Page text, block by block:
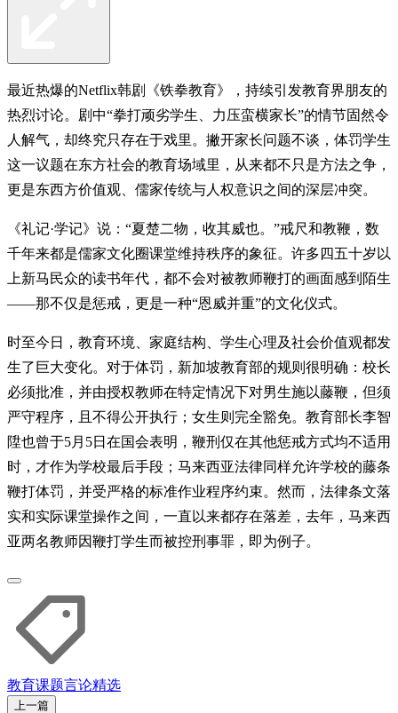
最近热爆的Netflix韩剧《铁拳教育》，持续引发教育界朋友的
热烈讨论。剧中“拳打顽劣学生、力压蛮横家长”的情节固然令
人解气，却终究只存在于戏里。撇开家长问题不谈，体罚学生
这一议题在东方社会的教育场域里，从来都不只是方法之争，
更是东西方价值观、儒家传统与人权意识之间的深层冲突。
《礼记·学记》说：“夏楚二物，收其威也。”戒尺和教鞭，数
千年来都是儒家文化圈课堂维持秩序的象征。许多四五十岁以
上新马民众的读书年代，都不会对被教师鞭打的画面感到陌生
——那不仅是惩戒，更是一种“恩威并重”的文化仪式。
时至今日，教育环境、家庭结构、学生心理及社会价值观都发
生了巨大变化。对于体罚，新加坡教育部的规则很明确：校长
必须批准，并由授权教师在特定情况下对男生施以藤鞭，但须
严守程序，且不得公开执行；女生则完全豁免。教育部长李智
陞也曾于5月5日在国会表明，鞭刑仅在其他惩戒方式均不适用
时，才作为学校最后手段；马来西亚法律同样允许学校的藤条
鞭打体罚，并受严格的标准作业程序约束。然而，法律条文落
实和实际课堂操作之间，一直以来都存在落差，去年，马来西
亚两名教师因鞭打学生而被控刑事罪，即为例子。
教育课题言论精选
上一篇